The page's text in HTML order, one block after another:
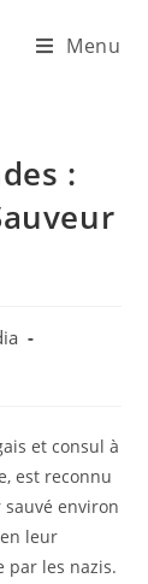
Menu
:
et consul à
est reconnu
environ
leur
par les nazis.